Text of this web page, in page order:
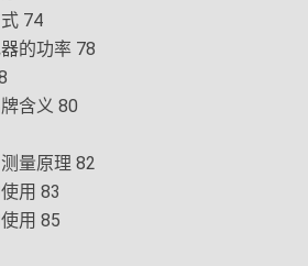
74
的功率 78
含义 80
量原理 82
用 83
用 85